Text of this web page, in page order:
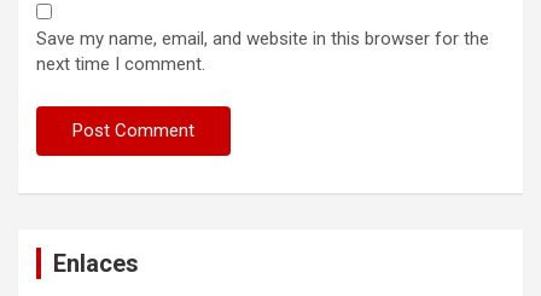
Save my name, email, and website in this browser for the
next time I comment.
Enlaces